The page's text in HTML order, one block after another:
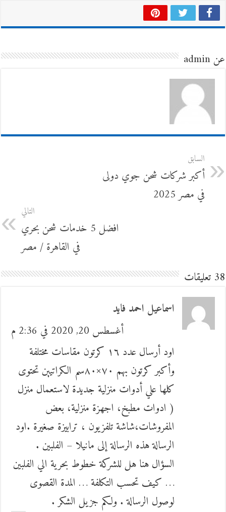
عن admin
السابق
أكبر شركات شحن جوي دولى
في مصر 2025
التالي
افضل 5 خدمات شحن بحري
في القاهرة / مصر
38 تعليقات
اسماعيل احمد فايد
أغسطس 20, 2020 في 2:36 م
اود أرسال عدد ١٦ كرتون مقاسات مختلفة
وأكبر كرتون بهم ٧٠×٨٠سم الكراتيين تحتوى
كلها علي أدوات منزلية جديدة لاستعمال منزل
( ادوات مطبخ، اجهزة منزلية، بعض
المفروشات،شاشة تلفزيون ، ترابيزة صغيرة .اود
الرسالة هذه الرسالة إلى مانيلا – الفلبين .
السؤال هنا هل للشركة خطوط بحرية الي الفلبين
… كيف تحسب التكلفة … المدة القصوى
لوصول الرسالة . ولكم جزيل الشكر .